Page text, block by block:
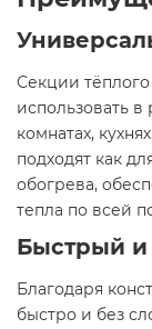
Секции
использовать
комнатах,
подходят как
обогрева,
тепла по всей
Быстрый и
Благодаря
быстро и без